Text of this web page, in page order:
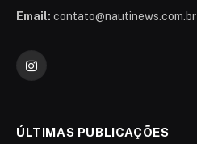
Email: contato@nautinews.com.br
Instagram
ÚLTIMAS PUBLICAÇÕES